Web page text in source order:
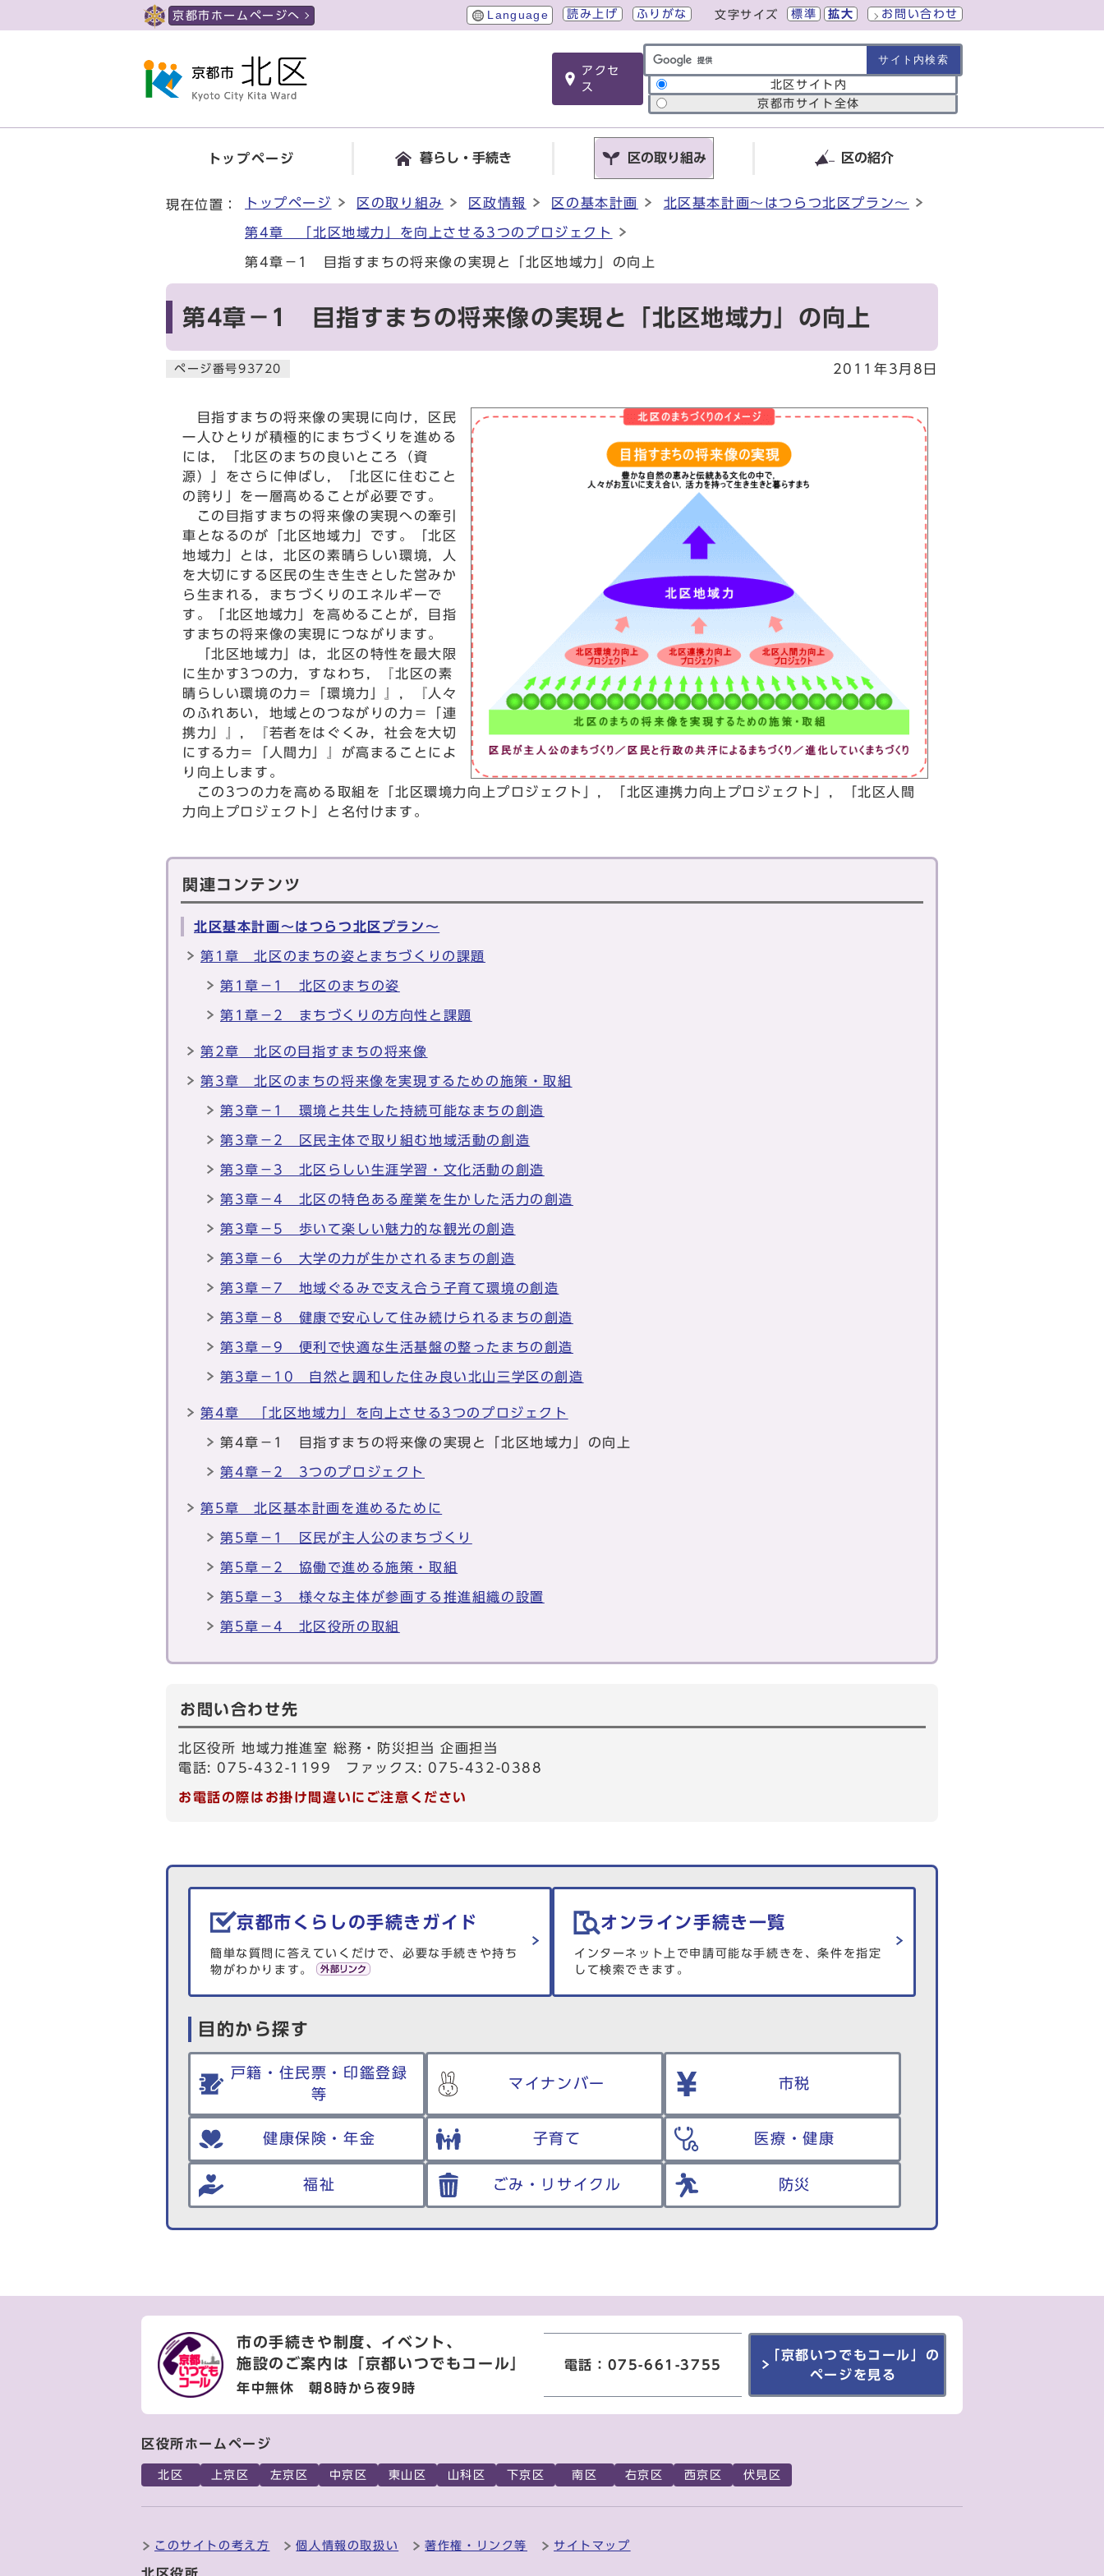
京都市ホームページへ Language 読み上げ ふりがな 文字サイズ 標準 拡大 お問い合わせ
アクセ
ス
サイト内検索の範囲
北区サイト内
京都市サイト全体
トップページ 暮らし・手続き 区の取り組み 区の紹介
現在位置： トップページ 区の取り組み 区政情報 区の基本計画 北区基本計画～はつらつ北区プラン～
第4章 「北区地域力」を向上させる3つのプロジェクト
第4章－1 目指すまちの将来像の実現と「北区地域力」の向上
第4章－1 目指すまちの将来像の実現と「北区地域力」の向上
ページ番号93720 2011年3月8日
目指すまちの将来像の実現に向け，区民
一人ひとりが積極的にまちづくりを進める
には，「北区のまちの良いところ（資
源）」をさらに伸ばし，「北区に住むこと
の誇り」を一層高めることが必要です。
この目指すまちの将来像の実現への牽引
車となるのが「北区地域力」です。「北区
地域力」とは，北区の素晴らしい環境，人
を大切にする区民の生き生きとした営みか
ら生まれる，まちづくりのエネルギーで
す。「北区地域力」を高めることが，目指
すまちの将来像の実現につながります。
「北区地域力」は，北区の特性を最大限
に生かす3つの力，すなわち，『北区の素
晴らしい環境の力＝「環境力」』，『人々
のふれあい，地域とのつながりの力＝「連
携力」』，『若者をはぐくみ，社会を大切
にする力＝「人間力」』が高まることによ
り向上します。
この3つの力を高める取組を「北区環境力向上プロジェクト」，「北区連携力向上プロジェクト」，「北区人間
力向上プロジェクト」と名付けます。
関連コンテンツ
北区基本計画～はつらつ北区プラン～
第1章 北区のまちの姿とまちづくりの課題
第1章－1 北区のまちの姿
第1章－2 まちづくりの方向性と課題
第2章 北区の目指すまちの将来像
第3章 北区のまちの将来像を実現するための施策・取組
第3章－1 環境と共生した持続可能なまちの創造
第3章－2 区民主体で取り組む地域活動の創造
第3章－3 北区らしい生涯学習・文化活動の創造
第3章－4 北区の特色ある産業を生かした活力の創造
第3章－5 歩いて楽しい魅力的な観光の創造
第3章－6 大学の力が生かされるまちの創造
第3章－7 地域ぐるみで支え合う子育て環境の創造
第3章－8 健康で安心して住み続けられるまちの創造
第3章－9 便利で快適な生活基盤の整ったまちの創造
第3章－10 自然と調和した住み良い北山三学区の創造
第4章 「北区地域力」を向上させる3つのプロジェクト
第4章－1 目指すまちの将来像の実現と「北区地域力」の向上
第4章－2 3つのプロジェクト
第5章 北区基本計画を進めるために
第5章－1 区民が主人公のまちづくり
第5章－2 協働で進める施策・取組
第5章－3 様々な主体が参画する推進組織の設置
第5章－4 北区役所の取組
お問い合わせ先
北区役所 地域力推進室 総務・防災担当 企画担当
電話: 075-432-1199 ファックス: 075-432-0388
お電話の際はお掛け間違いにご注意ください
生活情報を探す
京都市くらしの手続きガイド
簡単な質問に答えていくだけで、必要な手続きや持ち
物がわかります。
オンライン手続き一覧
インターネット上で申請可能な手続きを、条件を指定
して検索できます。
目的から探す
戸籍・住民票・印鑑登録
等
マイナンバー 市税
健康保険・年金 子育て 医療・健康
福祉 ごみ・リサイクル 防災
市の手続きや制度、イベント、
施設のご案内は
「京都いつでもコール」
年中無休 朝8時から夜9時
電話：075-661-3755
「京都いつでもコール」の
ページを見る
区役所ホームページ
北区 上京区 左京区 中京区 東山区 山科区 下京区 南区 右京区 西京区 伏見区
このサイトの考え方 個人情報の取扱い 著作権・リンク等 サイトマップ